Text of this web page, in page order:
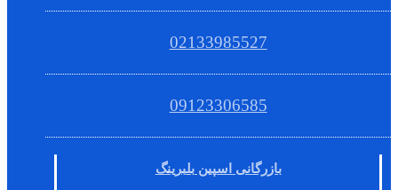
02133985527
09123306585
بازرگانی اسپین بلبرینگ